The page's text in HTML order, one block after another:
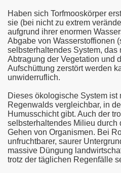
Haben sich Torfmooskörper
sie (bei nicht zu extrem
aufgrund ihrer enormen
Abgabe von Wasserstoffionen
selbsterhaltendes System, das
Abtragung der Vegetation und
Aufschüttung zerstört werden
unwiderruflich.
Dieses ökologische System ist
Regenwalds vergleichbar, in
Humusschicht gibt. Auch der
selbsterhaltendes Milieu durch
Gehen von Organismen. Bei
unfruchtbarer, saurer
massive Düngung
trotz der täglichen Regenfälle